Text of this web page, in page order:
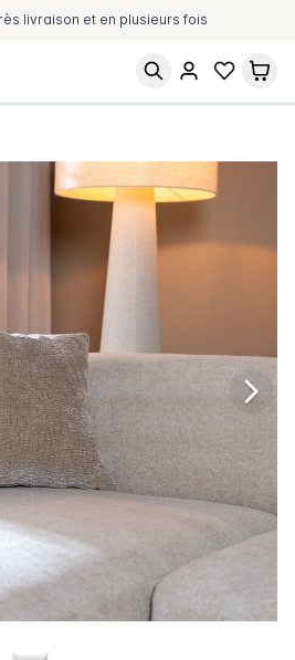
livraison et en plusieurs fois